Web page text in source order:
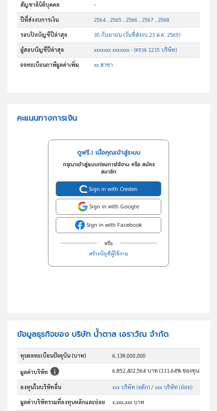
สัญชาตินิติบุคคล -
ปีที่ส่งงบการเงิน 2564 , 2565 , 2566 , 2567 , 2568
รอบปิดบัญชีปีล่าสุด 30 กันยายน (วันที่ส่งงบ 23 ม.ค. 2569)
ผู้สอบบัญชีปีล่าสุด xxxxxxx xxxxxxx - (ตรวจ 1215 บริษัท)
จดทะเบียนภาษีมูลค่าเพิ่ม xx สาขา
คะแนนทางการเงิน
ดูฟรี..! เมื่อคุณเข้าสู่ระบบ
กรุณาเข้าสู่ระบบก่อนการใช้งาน หรือ สมัคร
สมาชิก
Sign in with Creden
Sign in with Google
Sign in with Facebook
หรือ
สร้างบัญชีผู้ใช้งาน
ข้อมูลธุรกิจของ บริษัท น้ำตาล เอราวัณ จำกัด
ทุนจดทะเบียนปัจจุบัน (บาท) 6,138,000,000
มูลค่าบริษัท 6,852,402,564 บาท (111.64% ของทุน)
ลงทุนในบริษัทอื่น xxx บริษัท (หลัก)/ xxx บริษัท (ย่อย)
มูลค่าบริษัทรวมที่ลงทุนหลักและย่อย x,xxx,xxx บาท